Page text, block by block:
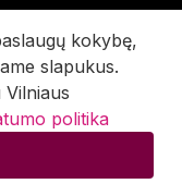
kokybę,
slapukus.
politika